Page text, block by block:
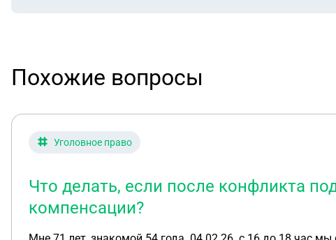
Похожие вопросы
Уголовное право
Что делать, если после конфликта
компенсации?